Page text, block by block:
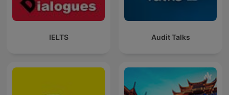
IELTS Audit Talks